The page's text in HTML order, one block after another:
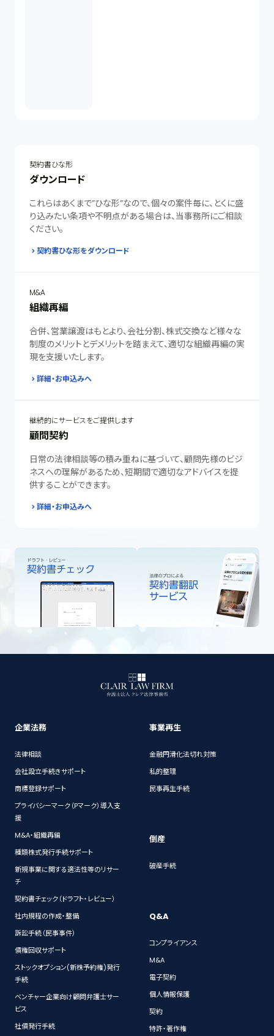
契約書ひな形
ダウンロード
これらはあくまで”ひな形”なので、個々の案件毎に、とくに盛
り込みたい条項や不明点がある場合は、当事務所にご相談
ください。
契約書ひな形をダウンロード
M&A
組織再編
合併、営業譲渡はもとより、会社分割、株式交換など様々な
制度のメリットとデメリットを踏まえて、適切な組織再編の実
現を支援いたします。
詳細・お申込みへ
継続的にサービスをご提供します
顧問契約
日常の法律相談等の積み重ねに基づいて、顧問先様のビジ
ネスへの理解があるため、短期間で適切なアドバイスを提
供することができます。
詳細・お申込みへ
企業法務
法律相談
会社設立手続きサポート
商標登録サポート
プライバシーマーク（Pマーク）導入支
援
M&A・組織再編
種類株式発行手続サポート
新規事業に関する適法性等のリサー
チ
契約書チェック（ドラフト・レビュー）
社内規程の作成・整備
訴訟手続（民事事件）
債権回収サポート
ストックオプション(新株予約権)発行
手続
ベンチャー企業向け顧問弁護士サー
ビス
社債発行手続
事業再生
金融円滑化法切れ対策
私的整理
民事再生手続
倒産
破産手続
Q&A
コンプライアンス
M&A
電子契約
個人情報保護
契約
特許・著作権